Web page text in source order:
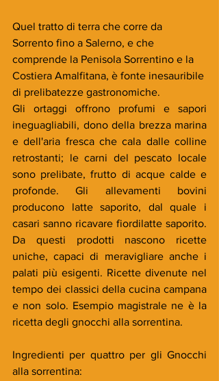
Quel tratto di terra che corre da
Sorrento fino a Salerno, e che
comprende la Penisola Sorrentino e la
Costiera Amalfitana, è fonte inesauribile
di prelibatezze gastronomiche.
Gli ortaggi offrono profumi e sapori
ineguagliabili, dono della brezza marina
e dell'aria fresca che cala dalle colline
retrostanti; le carni del pescato locale
sono prelibate, frutto di acque calde e
profonde. Gli allevamenti bovini
producono latte saporito, dal quale i
casari sanno ricavare fiordilatte saporito.
Da questi prodotti nascono ricette
uniche, capaci di meravigliare anche i
palati più esigenti. Ricette divenute nel
tempo dei classici della cucina campana
e non solo. Esempio magistrale ne è la
ricetta degli gnocchi alla sorrentina.
Ingredienti per quattro per gli Gnocchi
alla sorrentina: